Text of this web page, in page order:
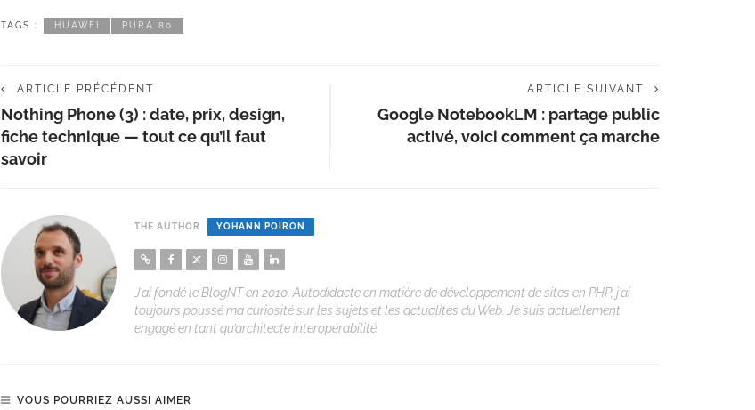
TAGS : HUAWEI PURA 80
ARTICLE PRÉCÉDENT
Nothing Phone (3) : date, prix, design,
fiche technique — tout ce qu’il faut
savoir
ARTICLE SUIVANT
Google NotebookLM : partage public
activé, voici comment ça marche
THE AUTHOR YOHANN POIRON
J’ai fondé le BlogNT en 2010. Autodidacte en matière de développement de sites en PHP, j’ai
toujours poussé ma curiosité sur les sujets et les actualités du Web. Je suis actuellement
engagé en tant qu’architecte interopérabilité.
VOUS POURRIEZ AUSSI AIMER